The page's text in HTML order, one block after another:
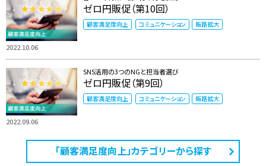
2022.10.06
ゼロ円販促（第10回）
顧客満足度向上 コミュニケーション 販路拡大
2022.09.06
SNS活用の3つのNGと担当者選び
ゼロ円販促（第9回）
顧客満足度向上 コミュニケーション 販路拡大
「顧客満足度向上」カテゴリーから探す